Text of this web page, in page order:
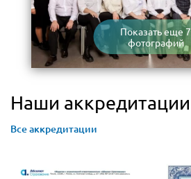
Показать еще 7
фотографий
Наши аккредитации
Все аккредитации